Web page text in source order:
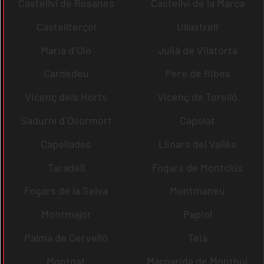
Castellví de Rosanes
Castellví de la Marca
Castellterçol
Ullastrell
Maria d´Oló
Julià de Vilatorta
Cardedeu
Pere de Ribes
Vicenç dels Horts
Vicenç de Torelló
Sadurní d´Osormort
Capolat
Capellades
Llinars del Vallès
Taradell
Fogars de Montclús
Fogars de la Selva
Montmaneu
Montmajor
Papiol
Palma de Cervelló
Teià
Montgat
Margarida de Montbui